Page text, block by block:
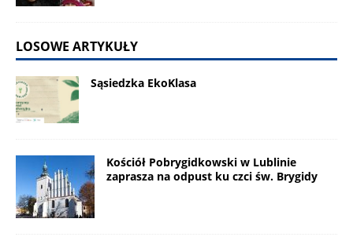
LOSOWE ARTYKUŁY
Sąsiedzka EkoKlasa
Kościół Pobrygidkowski w Lublinie
zaprasza na odpust ku czci św. Brygidy